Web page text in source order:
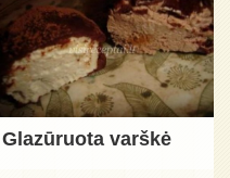
Glazūruota varškė